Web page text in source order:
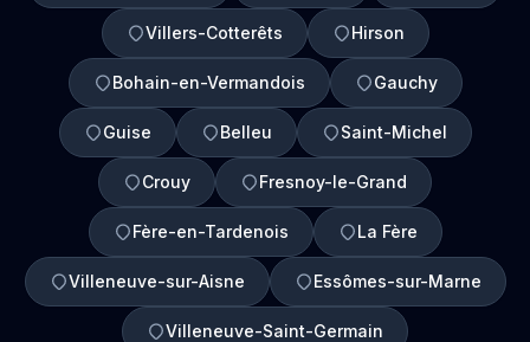
Villers-Cotterêts Hirson
Bohain-en-Vermandois Gauchy
Guise Belleu Saint-Michel
Crouy Fresnoy-le-Grand
Fère-en-Tardenois La Fère
Villeneuve-sur-Aisne Essômes-sur-Marne
Villeneuve-Saint-Germain